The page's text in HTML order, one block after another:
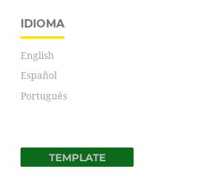
IDIOMA
English
Español
Português